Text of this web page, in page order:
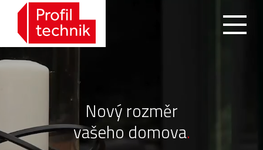
Nový rozměr
vašeho domova